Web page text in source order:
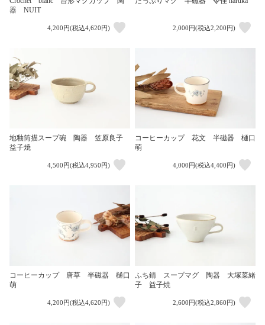
器 NUIT
4,200円(税込4,620円) 2,000円(税込2,200円)
地釉筒描スープ碗 陶器 笠原良子
益子焼
4,500円(税込4,950円)
コーヒーカップ 花文 半磁器 樋口
萌
4,000円(税込4,400円)
コーヒーカップ 唐草 半磁器 樋口
萌
4,200円(税込4,620円)
ふち錆 スープマグ 陶器 大塚菜緒
子 益子焼
2,600円(税込2,860円)